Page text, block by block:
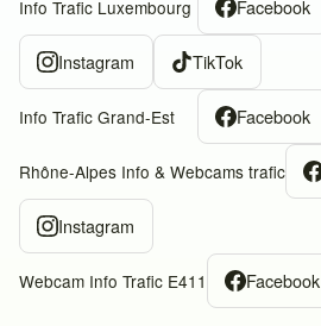
Info Trafic Luxembourg Facebook
Instagram TikTok
Info Trafic Grand-Est Facebook
Rhône-Alpes Info & Webcams trafic
Instagram
Webcam Info Trafic E411 Facebook